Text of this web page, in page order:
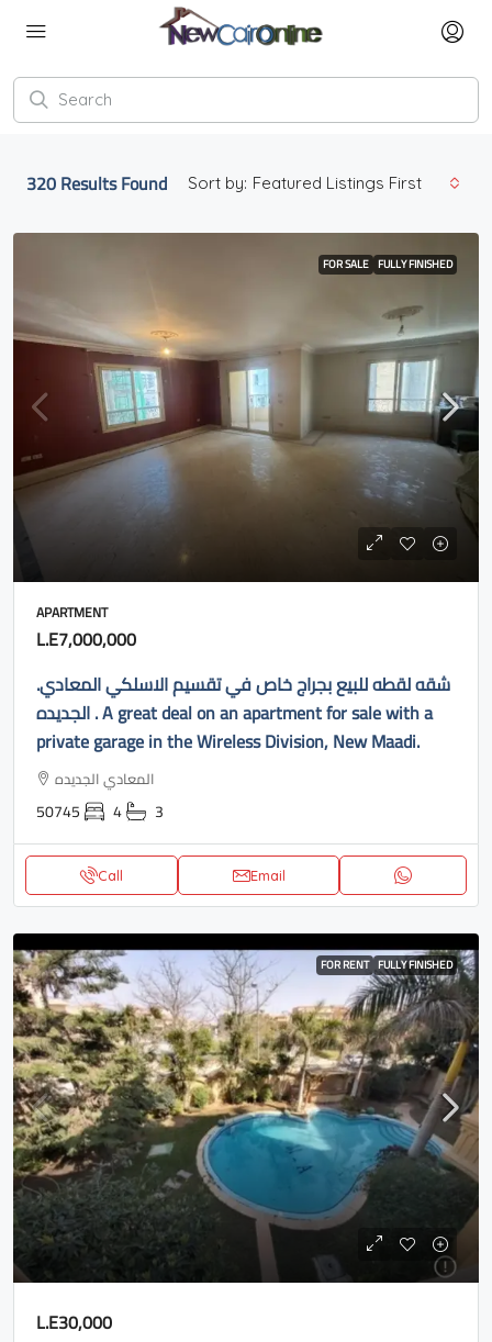
320Results Found Sort by: Featured Listings First
FOR SALE FULLY FINISHED
APARTMENT
L.E7,000,000
.شقه لقطه للبيع بجراج خاص في تقسيم الاسلكي المعادي
الجديده . A great deal on an apartment for sale with a
private garage in the Wireless Division, New Maadi.
المعادي الجديده
50745 4 3
Call Email
FOR RENT FULLY FINISHED
L.E30,000